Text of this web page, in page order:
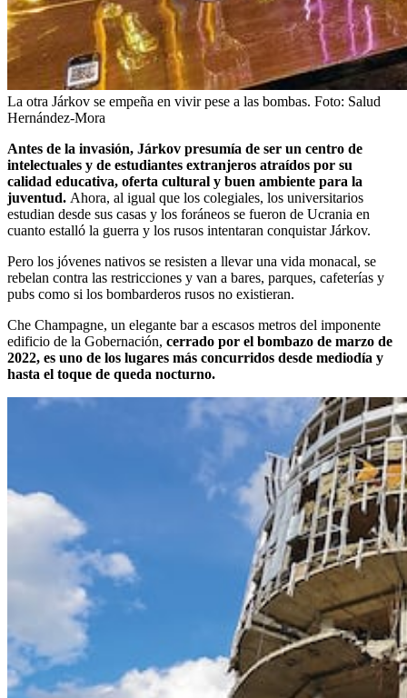
La otra Járkov se empeña en vivir pese a las bombas. Foto: Salud
Hernández-Mora
Antes de la invasión, Járkov presumía de ser un centro de
intelectuales y de estudiantes extranjeros atraídos por su
calidad educativa, oferta cultural y buen ambiente para la
juventud. Ahora, al igual que los colegiales, los universitarios
estudian desde sus casas y los foráneos se fueron de Ucrania en
cuanto estalló la guerra y los rusos intentaran conquistar Járkov.
Pero los jóvenes nativos se resisten a llevar una vida monacal, se
rebelan contra las restricciones y van a bares, parques, cafeterías y
pubs como si los bombarderos rusos no existieran.
Che Champagne, un elegante bar a escasos metros del imponente
edificio de la Gobernación, cerrado por el bombazo de marzo de
2022, es uno de los lugares más concurridos desde mediodía y
hasta el toque de queda nocturno.